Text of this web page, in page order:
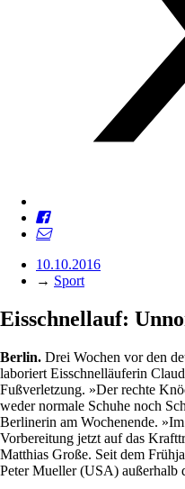
10.10.2016
→ Sport
Eisschnellauf:
Berlin. Drei Wochen vor den
laboriert Eisschnelläuferin
Fußverletzung. »Der rechte
weder normale Schuhe noch
Berlinerin am Wochenende.
Vorbereitung jetzt auf das
Matthias Große. Seit dem
Peter Mueller (USA) außerhalb